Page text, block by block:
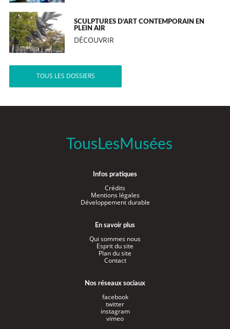
SCULPTURES D’ART CONTEMPORAIN EN
PLEIN AIR
DÉCOUVRIR
TOUS LES DOSSIERS
TousLesMusées
Infos pratiques
Crédits
Mentions légales
Développement durable
En savoir plus
Qui sommes nous
Esprit du site
Plan du site
Contact
Nos réseaux sociaux
facebook
twitter
instagram
vimeo